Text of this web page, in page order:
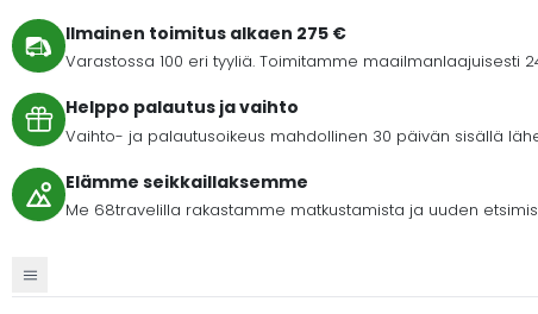
Ilmainen toimitus alkaen 275 €
Varastossa 100 eri tyyliä. Toimitamme maailmanlaajuisesti
Helppo palautus ja vaihto
Vaihto- ja palautusoikeus mahdollinen 30 päivän sisällä
Elämme seikkaillaksemme
Me 68travelilla rakastamme matkustamista ja uuden